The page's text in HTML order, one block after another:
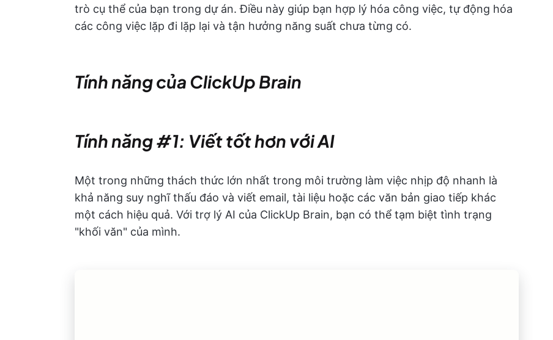
trò cụ thể của bạn trong dự án. Điều này giúp bạn hợp lý hóa công việc, tự động hóa
các công việc lặp đi lặp lại và tận hưởng năng suất chưa từng có.
Tính năng của ClickUp Brain
Tính năng #1: Viết tốt hơn với AI
Một trong những thách thức lớn nhất trong môi trường làm việc nhịp độ nhanh là
khả năng suy nghĩ thấu đáo và viết email, tài liệu hoặc các văn bản giao tiếp khác
một cách hiệu quả. Với trợ lý AI của ClickUp Brain, bạn có thể tạm biệt tình trạng
"khối văn" của mình.